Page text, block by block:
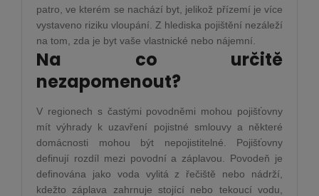
patro, ve kterém se nachází byt, jelikož přízemí je více
vystaveno riziku vloupání. Z hlediska pojištění nezáleží
na tom, zda je byt vaše vlastnické nebo nájemní.
Na co určitě
nezapomenout?
V regionech s častými povodněmi mohou pojišťovny
mít výhrady k uzavření pojistné smlouvy a některé
domácnosti mohou být nepojistitelné. Pojišťovny
definují rozdíl mezi povodní a záplavou. Povodeň je
definována jako voda vylitá z řečiště nebo nádrží,
kdežto záplava zahrnuje stojící nebo tekoucí vodu,